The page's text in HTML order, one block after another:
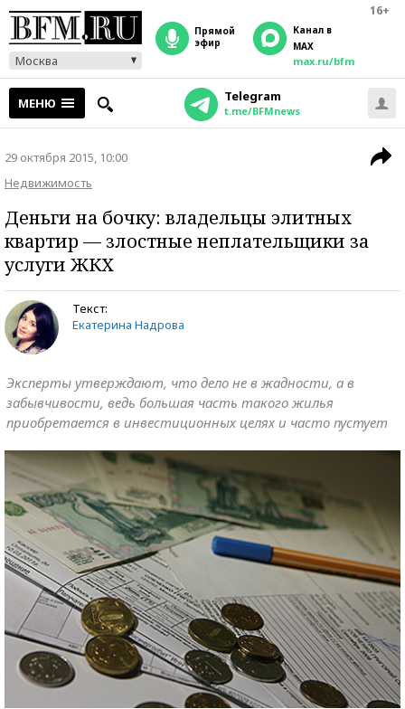
16+
Москва
прямой
эфир
Канал в
MAX
max.ru/bfm
МЕНЮ Telegram
t.me/BFMnews
29 октября 2015, 10:00
Недвижимость
Деньги на бочку: владельцы элитных
квартир — злостные неплательщики за
услуги ЖКХ
Текст:
Екатерина Надрова
Эксперты утверждают, что дело не в жадности, а в
забывчивости, ведь большая часть такого жилья
приобретается в инвестиционных целях и часто пустует